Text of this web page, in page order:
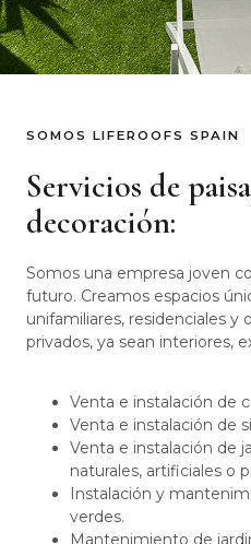
SOMOS LIFEROOFS SPAIN
Servicios de
decoración:
Somos una empresa joven
futuro. Creamos espacios
unifamiliares, residenciales y
privados, ya sean interiores,
Venta e instalación de
Venta e instalación de
Venta e instalación de
naturales, artificiales o
Instalación y
verdes.
Mantenimiento de